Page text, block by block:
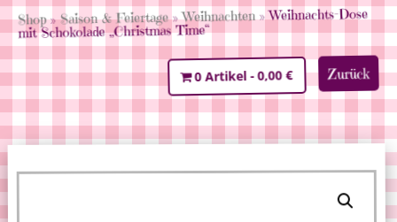
Shop»Saison & Feiertage»Weihnachten » Weihnachts-Dose
mit Schokolade „Christmas Time“
Zurück
0 Artikel 0,00 €